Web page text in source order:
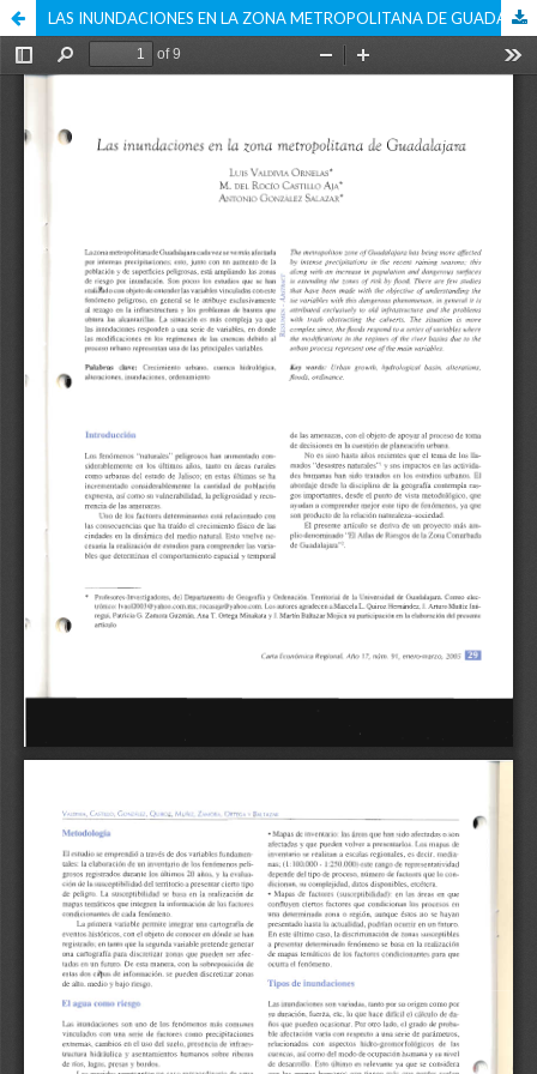
LAS INUNDACIONES EN LA ZONA METROPOLITANA DE GUADALAJARA